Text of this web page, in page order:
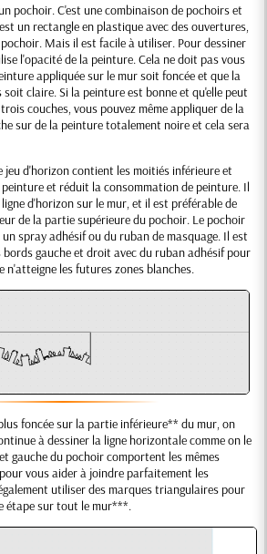
pochoir. C'est une combinaison de pochoirs et
un rectangle en plastique avec des ouvertures,
Mais il est facile à utiliser. Pour dessiner
l'opacité de la peinture. Cela ne doit pas vous
appliquée sur le mur soit foncée et que la
soit claire. Si la peinture est bonne et qu'elle peut
couches, vous pouvez même appliquer de la
sur de la peinture totalement noire et cela sera
jeu d'horizon contient les moitiés inférieure et
et réduit la consommation de peinture. Il
d'horizon sur le mur, et il est préférable de
de la partie supérieure du pochoir. Le pochoir
spray adhésif ou du ruban de masquage. Il est
gauche et droit avec du ruban adhésif pour
n'atteigne les futures zones blanches.
foncée sur la partie inférieure** du mur, on
à dessiner la ligne horizontale comme on le
gauche du pochoir comportent les mêmes
vous aider à joindre parfaitement les
utiliser des marques triangulaires pour
étape sur tout le mur***.